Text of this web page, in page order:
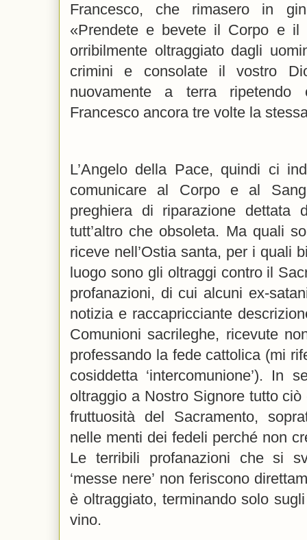
Francesco, che rimasero in
«Prendete e bevete il Corpo e il
orribilmente oltraggiato dagli
crimini e consolate il vostro
nuovamente a terra
Francesco ancora tre volte la
L’Angelo della Pace, quindi ci
comunicare al Corpo e al
preghiera di riparazione dettata
tutt’altro che obsoleta. Ma quali
riceve nell’Ostia santa, per i quali
luogo sono gli oltraggi contro il
profanazioni, di cui alcuni ex-
notizia e raccapricciante
Comunioni sacrileghe, ricevute
professando la fede cattolica (mi
cosiddetta ‘intercomunione’). In
oltraggio a Nostro Signore tutto
fruttuosità del Sacramento,
nelle menti dei fedeli perché non
Le terribili profanazioni che si
‘messe nere’ non feriscono
è oltraggiato, terminando solo
vino.